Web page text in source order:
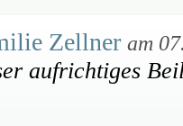
Zellner am
aufrichtiges